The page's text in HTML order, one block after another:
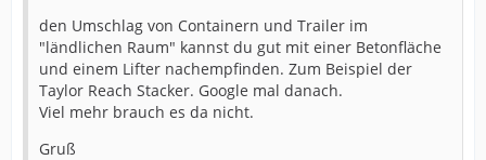
den Umschlag von Containern und Trailer im
"ländlichen Raum" kannst du gut mit einer Betonfläche
und einem Lifter nachempfinden. Zum Beispiel der
Taylor Reach Stacker. Google mal danach.
Viel mehr brauch es da nicht.
Gruß